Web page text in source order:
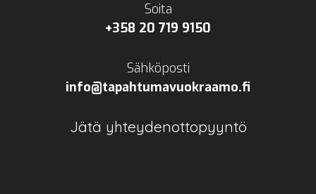
Soita
+358 20 719 9150
Sähköposti
info@tapahtumavuokraamo.fi
Jätä yhteydenottopyyntö